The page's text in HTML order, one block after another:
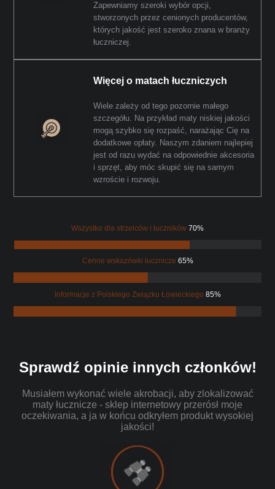
Zapewniamy szeroki wybór opcji,
stworzonych przez cenionych producentów,
których jakość jest szeroko znana w branży
łuczniczej.
Więcej o matach łuczniczych
Wiele zależy od tego pozornie małego
szczegółu. Na przykład maty niskiej jakości
mogą szybko się rozpaść, narażając Cię na
dodatkowe opłaty. Naszym zdaniem najlepiej
jest od razu wydać na odpowiednie akcesoria
i sprzęt, aby móc skupić się na samym
wzroście i rozwoju.
Wszystko dla strzelców i łuczników 70%
Cenne wskazówki łucznicze 65%
Informacje z Polskiego Związku Łowieckiego 85%
Sprawdź opinie innych członków!
Musiałem wykonać wiele akrobacji, aby zlokalizować
maty łucznicze - sklep internetowy przerósł moje
oczekiwania, a ja w końcu odkryłem produkt wysokiej
jakości!